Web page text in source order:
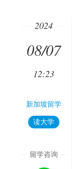
2024
08/07
12:23
新加坡留学
读大学
留学咨询